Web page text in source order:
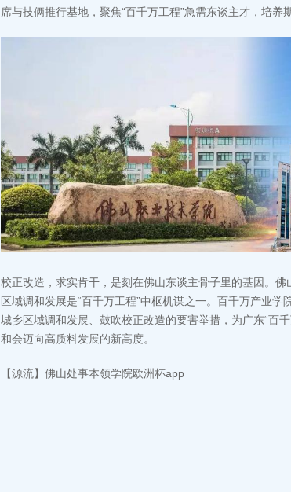
席与技俩推行基地，聚焦“百千万工程”急需东谈主才，培养
校正改造，求实肯干，是刻在佛山东谈主骨子里的基因。佛
区域调和发展是“百千万工程”中枢机谋之一。百千万产业
城乡区域调和发展、鼓吹校正改造的要害举措，为广东“百
和会迈向高质料发展的新高度。
【源流】佛山处事本领学院欧洲杯app